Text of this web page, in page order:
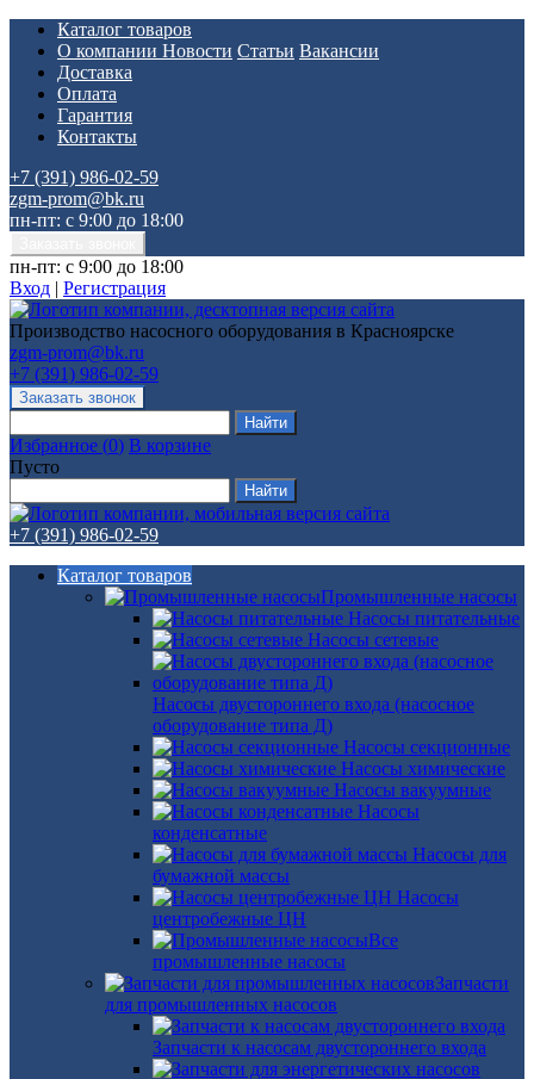
Каталог товаров
О компании Новости Статьи Вакансии
Доставка
Оплата
Гарантия
Контакты
+7 (391) 986-02-59
zgm-prom@bk.ru
пн-пт: с 9:00 до 18:00
пн-пт: с 9:00 до 18:00
Вход | Регистрация
Производство насосного оборудования в Красноярске
zgm-prom@bk.ru
+7 (391) 986-02-59
Избранное (0) В корзине
Пусто
+7 (391) 986-02-59
Каталог товаров
Промышленные насосы
Насосы питательные
Насосы сетевые
Насосы двустороннего входа (насосное
оборудование типа Д)
Насосы секционные
Насосы химические
Насосы вакуумные
Насосы
конденсатные
Насосы для
бумажной массы
Насосы
центробежные ЦН
Все
промышленные насосы
Запчасти
для промышленных насосов
Запчасти к насосам двустороннего входа